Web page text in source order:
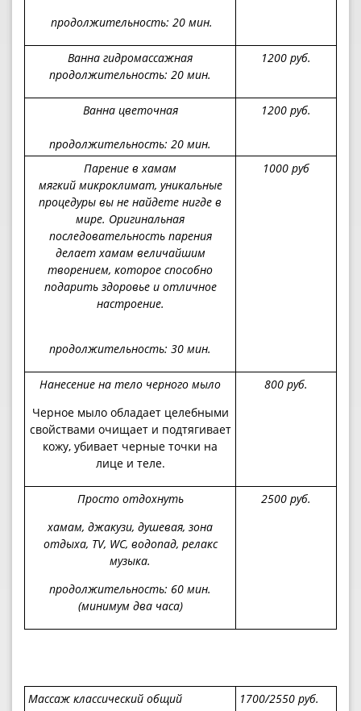
продолжительность: 20 мин.
Ванна гидромассажная
продолжительность: 20 мин.
1200 руб.
Ванна цветочная
продолжительность: 20 мин.
1200 руб.
Парение в хамам
мягкий микроклимат, уникальные
процедуры вы не найдете нигде в
мире. Оригинальная
последовательность парения
делает хамам величайшим
творением, которое способно
подарить здоровье и отличное
настроение.
продолжительность: 30 мин.
1000 руб
Нанесение на тело черного мыло
Черное мыло обладает целебными
свойствами очищает и подтягивает
кожу, убивает черные точки на
лице и теле.
800 руб.
Просто отдохнуть
хамам, джакузи, душевая, зона
отдыха, TV, WC, водопад, релакс
музыка.
продолжительность: 60 мин.
(минимум два часа)
2500 руб.
Массаж классический общий 1700/2550 руб.